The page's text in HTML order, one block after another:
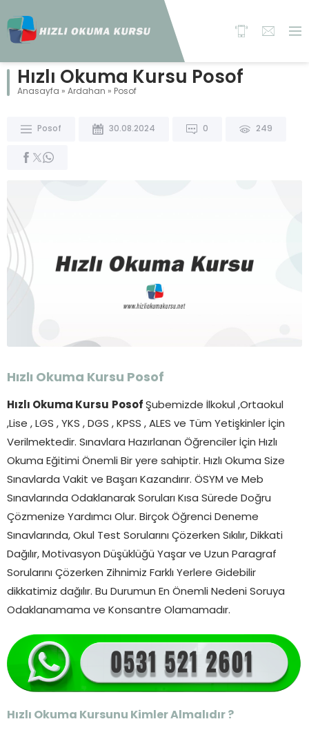
Hızlı Okuma Kursu Posof
Anasayfa » Ardahan » Posof
Posof 30.08.2024 0 249
Hızlı Okuma Kursu Posof
Hızlı Okuma Kursu Posof Şubemizde İlkokul ,Ortaokul
,Lise , LGS , YKS , DGS , KPSS , ALES ve Tüm Yetişkinler İçin
Verilmektedir. Sınavlara Hazırlanan Öğrenciler İçin Hızlı
Okuma Eğitimi Önemli Bir yere sahiptir. Hızlı Okuma Size
Sınavlarda Vakit ve Başarı Kazandırır. ÖSYM ve Meb
Sınavlarında Odaklanarak Soruları Kısa Sürede Doğru
Çözmenize Yardımcı Olur. Birçok Öğrenci Deneme
Sınavlarında, Okul Test Sorularını Çözerken Sıkılır, Dikkati
Dağılır, Motivasyon Düşüklüğü Yaşar ve Uzun Paragraf
Sorularını Çözerken Zihnimiz Farklı Yerlere Gidebilir
dikkatimiz dağılır. Bu Durumun En Önemli Nedeni Soruya
Odaklanamama ve Konsantre Olamamadır.
Hızlı Okuma Kursunu Kimler Almalıdır ?